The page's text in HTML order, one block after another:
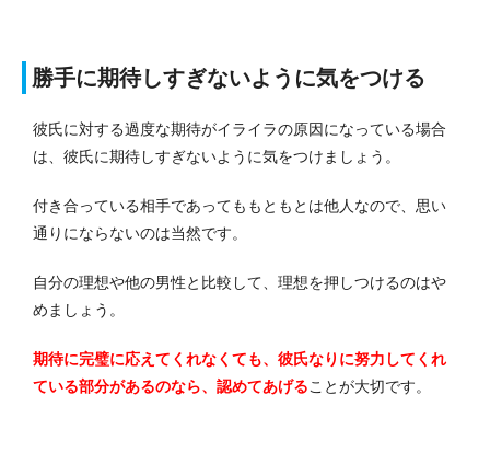
勝手に期待しすぎないように気をつける
彼氏に対する過度な期待がイライラの原因になっている場合
は、彼氏に期待しすぎないように気をつけましょう。
付き合っている相手であってももともとは他人なので、思い
通りにならないのは当然です。
自分の理想や他の男性と比較して、理想を押しつけるのはや
めましょう。
期待に完璧に応えてくれなくても、彼氏なりに努力してくれ
ている部分があるのなら、認めてあげることが大切です。